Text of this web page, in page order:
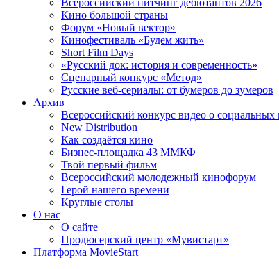
Всероссийский питчинг дебютантов 2026
Кино большой страны
Форум «Новый вектор»
Кинофестиваль «Будем жить»
Short Film Days
«Русский док: история и современность»
Сценарный конкурс «Метод»
Русские веб-сериалы: от бумеров до зумеров
Архив
Всероссийский конкурс видео о
New Distribution
Как создаётся кино
Бизнес-площадка 43 ММКФ
Твой первый фильм
Всероссийский молодежный кинофорум
Герой нашего времени
Круглые столы
О нас
О сайте
Продюсерский центр «Мувистарт»
Платформа MovieStart